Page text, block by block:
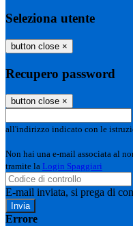
Seleziona utente
button close ×
Recupero password
button close ×
all'indirizzo indicato con le
Non hai una e-mail associata al
tramite la Login Spaggiari
E-mail inviata, si prega di
Errore